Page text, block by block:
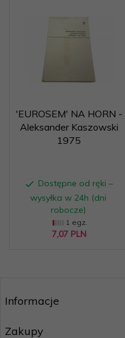
'EUROSEM' NA HORN -
Aleksander Kaszowski
1975
Dostępne od ręki –
wysyłka w 24h (dni
robocze)
1 egz.
7,07 PLN
Informacje
Zakupy